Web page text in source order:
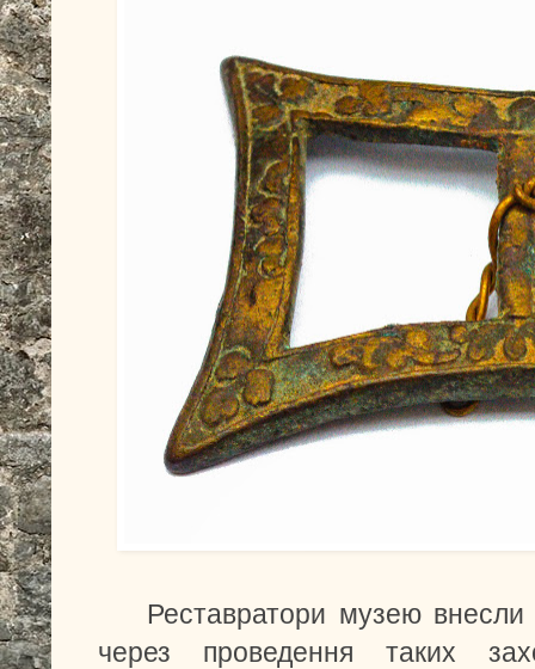
Реставратори музею внесли
через проведення таких